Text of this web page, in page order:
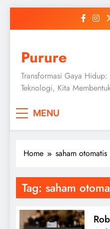
Purure
Transformasi Gaya
Teknologi, Kita
MENU
Home saham otomatis
Tag: saham